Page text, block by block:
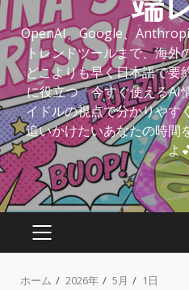
OpenAI、Google、
トレンドツールまで、海外
どこよりも早く日本語で要
に役立つ「今すぐ使えるAI
イドルの視点で分かりやす
追いかけたいあなたの時間
よ
ホーム 2026年 5月 1日